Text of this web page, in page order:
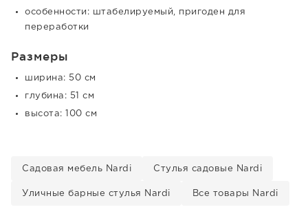
особенности: штабелируемый, пригоден для
переработки
Размеры
ширина: 50 см
глубина: 51 см
высота: 100 см
Садовая мебель Nardi Стулья садовые Nardi
Уличные барные стулья Nardi Все товары Nardi